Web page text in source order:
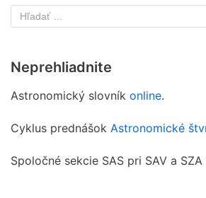
Neprehliadnite
Astronomický slovník online.
Cyklus prednášok Astronomické
Spoločné sekcie SAS pri SAV a SZA